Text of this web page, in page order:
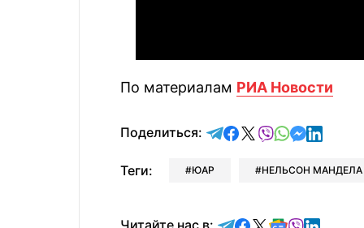
По материалам РИА Новости
Поделиться: отправить в Telegram
поделиться в
поделиться в X
отправить в
отправить
Теги: ЮАР НЕЛЬСОН МАНДЕЛА
Читайте нас в: Читайте в Telegram
Читайте в
Читайте в X
Читайте в
Читайте